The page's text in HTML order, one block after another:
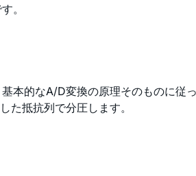
。
本的なA/D変換の原理そのものに
た抵抗列で分圧します。